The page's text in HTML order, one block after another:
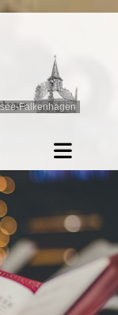
Falkenhagen